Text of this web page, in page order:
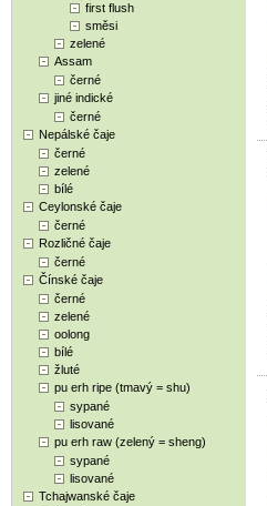
first flush
směsi
zelené
Assam
černé
jiné indické
černé
Nepálské čaje
černé
zelené
bílé
Ceylonské čaje
černé
Rozličné čaje
černé
Čínské čaje
černé
zelené
oolong
bílé
žluté
pu erh ripe (tmavý = shu)
sypané
lisované
pu erh raw (zelený = sheng)
sypané
lisované
Tchajwanské čaje